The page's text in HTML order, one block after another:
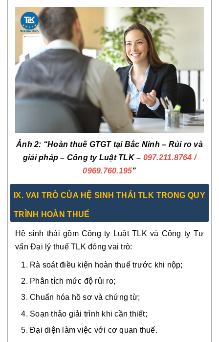
Ảnh 2: “Hoàn thuế GTGT tại Bắc Ninh – Rủi ro và
giải pháp – Công ty Luật TLK – 097.211.8764 /
0969.760.195”
IX. VAI TRÒ CỦA HỆ SINH THÁI TLK TRONG QUY
TRÌNH HOÀN THUẾ
Hệ sinh thái gồm Công ty Luật TLK và Công ty Tư
vấn Đại lý thuế TLK đóng vai trò:
Rà soát điều kiện hoàn thuế trước khi nộp;
Phân tích mức độ rủi ro;
Chuẩn hóa hồ sơ và chứng từ;
Soạn thảo giải trình khi cần thiết;
Đại diện làm việc với cơ quan thuế.